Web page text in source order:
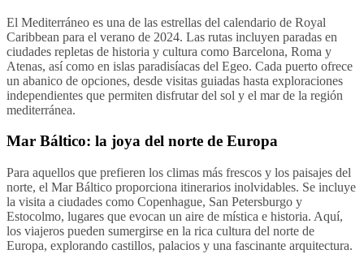
El Mediterráneo es una de las estrellas del calendario de Royal
Caribbean para el verano de 2024. Las rutas incluyen paradas en
ciudades repletas de historia y cultura como Barcelona, Roma y
Atenas, así como en islas paradisíacas del Egeo. Cada puerto ofrece
un abanico de opciones, desde visitas guiadas hasta exploraciones
independientes que permiten disfrutar del sol y el mar de la región
mediterránea.
Mar Báltico: la joya del norte de Europa
Para aquellos que prefieren los climas más frescos y los paisajes del
norte, el Mar Báltico proporciona itinerarios inolvidables. Se incluye
la visita a ciudades como Copenhague, San Petersburgo y
Estocolmo, lugares que evocan un aire de mística e historia. Aquí,
los viajeros pueden sumergirse en la rica cultura del norte de
Europa, explorando castillos, palacios y una fascinante arquitectura.